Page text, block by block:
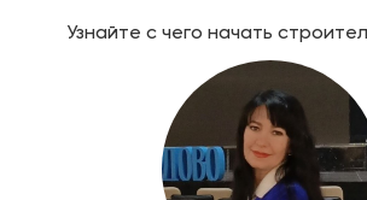
Узнайте с чего начать